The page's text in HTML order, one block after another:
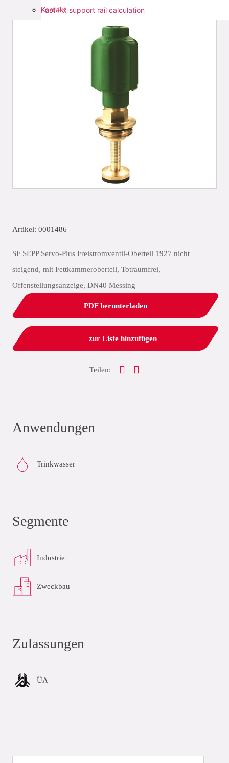
Fast Fix support rail calculation
Kontakt
Artikel: 0001486
SF SEPP Servo-Plus Freistromventil-Oberteil 1927 nicht
steigend, mit Fettkammeroberteil, Totraumfrei,
Offenstellungsanzeige, DN40 Messing
PDF herunterladen
zur Liste hinzufügen
Teilen:
Anwendungen
Trinkwasser
Segmente
Industrie
Zweckbau
Zulassungen
ÜA